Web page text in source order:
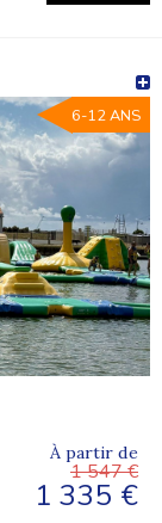
6-12 ANS
À partir de
1 547 €
1 335 €